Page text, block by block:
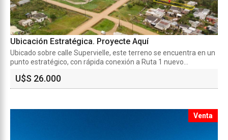
Ubicación Estratégica. Proyecte Aquí
Ubicado sobre calle Supervielle, este terreno se encuentra en un
punto estratégico, con rápida conexión a Ruta 1 nuevo...
U$S 26.000
Venta